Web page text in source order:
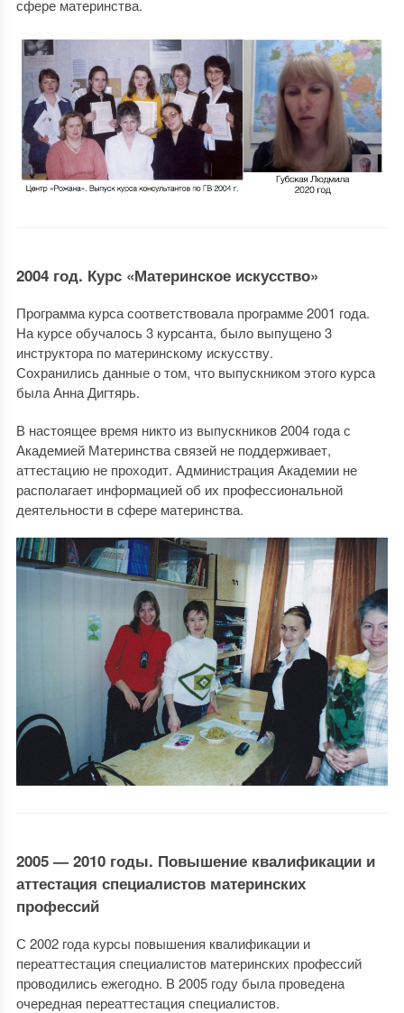
сфере материнства.
2004 год. Курс «Материнское искусство»
Программа курса соответствовала программе 2001 года.
На курсе обучалось 3 курсанта, было выпущено 3
инструктора по материнскому искусству.
Сохранились данные о том, что выпускником этого курса
была Анна Дигтярь.
В настоящее время никто из выпускников 2004 года с
Академией Материнства связей не поддерживает,
аттестацию не проходит. Администрация Академии не
располагает информацией об их профессиональной
деятельности в сфере материнства.
2005 — 2010 годы. Повышение квалификации и
аттестация специалистов материнских
профессий
С 2002 года курсы повышения квалификации и
переаттестация специалистов материнских профессий
проводились ежегодно. В 2005 году была проведена
очередная переаттестация специалистов.